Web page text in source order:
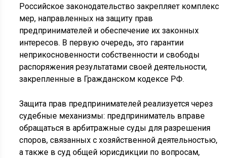
Российское законодательство закрепляет комплекс
мер, направленных на защиту прав
предпринимателей и обеспечение их законных
интересов. В первую очередь, это гарантии
неприкосновенности собственности и свободы
распоряжения результатами своей деятельности,
закрепленные в Гражданском кодексе РФ.
Защита прав предпринимателей реализуется через
судебные механизмы: предприниматель вправе
обращаться в арбитражные суды для разрешения
споров, связанных с хозяйственной деятельностью,
а также в суд общей юрисдикции по вопросам,